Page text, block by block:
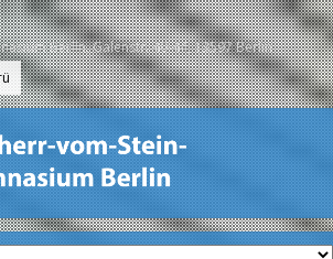
Berlin, Galenstr. 40-44, 13597 Berlin